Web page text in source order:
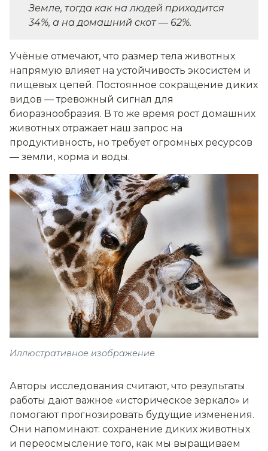
Земле, тогда как на людей приходится
34%, а на домашний скот — 62%.
Учёные отмечают, что размер тела животных
напрямую влияет на устойчивость экосистем и
пищевых цепей. Постоянное сокращение диких
видов — тревожный сигнал для
биоразнообразия. В то же время рост домашних
животных отражает наш запрос на
продуктивность, но требует огромных ресурсов
— земли, корма и воды.
Иллюстративное изображение
Авторы исследования считают, что результаты
работы дают важное «историческое зеркало» и
помогают прогнозировать будущие изменения.
Они напоминают: сохранение диких животных
и переосмысление того, как мы выращиваем